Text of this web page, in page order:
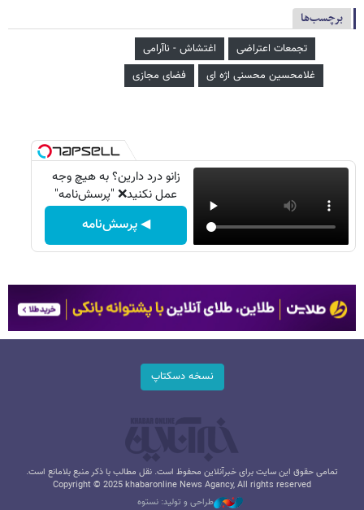
برچسب‌ها
تجمعات اعتراضی
اغتشاش - ناآرامی
غلامحسین محسنی اژه‌ ای
فضای مجازی
زانو درد دارین؟ به هیچ وجه
عمل نکنید❌ "پرسش‌نامه"
◀ پرسش‌نامه
نسخه دسکتاپ
تمامی حقوق این سایت برای خبرآنلاین محفوظ است. نقل مطالب با ذکر منبع بلامانع است.
Copyright © 2025 khabaronline News Agancy, All rights reserved
طراحی و تولید: نستوه